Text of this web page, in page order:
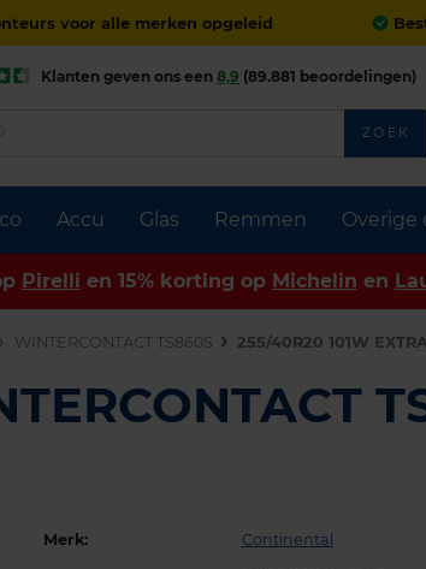
voor alle merken opgeleid
Accu Glas Remmen Overige
Klanten geven ons een 8,9 (89.881 beoordelingen)
ZOEK
Pirelli en 15% korting op Michelin en
WINTERCONTACT TS860S 255/40R20 101W
Merk: Continental